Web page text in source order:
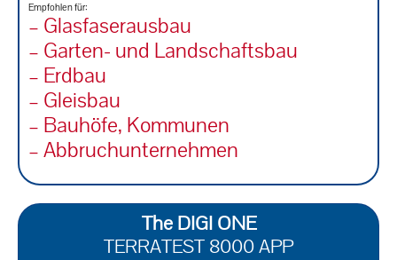
Empfohlen für:
– Glasfaserausbau
– Garten- und Landschaftsbau
– Erdbau
– Gleisbau
– Bauhöfe, Kommunen
– Abbruchunternehmen
The DIGI ONE
TERRATEST 8000 APP